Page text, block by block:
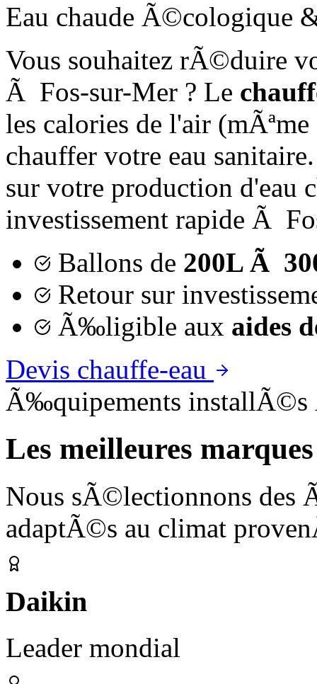
Eau chaude Ã©cologique
Vous souhaitez rÃ©duire
Ã Fos-sur-Mer ? Le
les calories de l'air
chauffer votre eau
sur votre production d'eau
investissement rapide Ã
Ballons de 200L Ã
Retour sur
Ã‰ligible aux aides
Devis chauffe-eau
Ã‰quipements installÃ©s
Les meilleures marques
Nous sÃ©lectionnons des
adaptÃ©s au climat
Daikin
Leader mondial